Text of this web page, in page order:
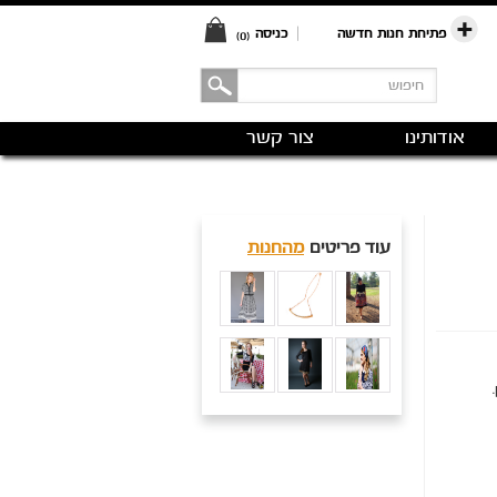
פתיחת חנות חדשה כניסה (0)
אודותינו צור קשר
עוד פריטיםמהחנות